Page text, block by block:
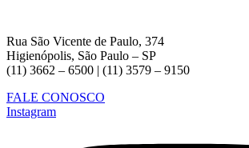
Rua São Vicente de Paulo, 374
Higienópolis, São Paulo – SP
(11) 3662 – 6500 | (11) 3579 – 9150
FALE CONOSCO
Instagram